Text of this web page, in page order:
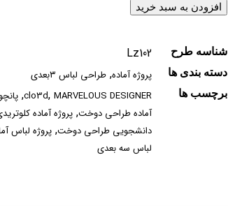
افزودن به سبد خرید
شناسه طرح Lz102
دسته بندی ها پروژه آماده, طراحی لباس ۳بعدی
برچسب ها clo3d,MARVELOUS DESIGNER
, پانچو
آماده طراحی دوخت, پروژه آماده
دانشجویی طراحی دوخت, پروژه لباس
لباس سه بعدی